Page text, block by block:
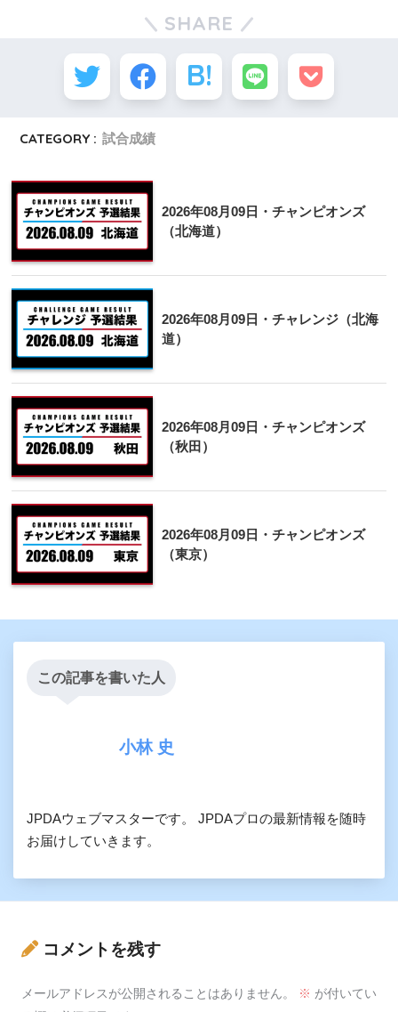
SHARE
CATEGORY : 試合成績
2026年08月09日・チャンピオンズ
（北海道）
2026年08月09日・チャレンジ（北海
道）
2026年08月09日・チャンピオンズ
（秋田）
2026年08月09日・チャンピオンズ
（東京）
この記事を書いた人
小林 史
JPDAウェブマスターです。 JPDAプロの最新情報を随時
お届けしていきます。
コメントを残す
メールアドレスが公開されることはありません。 ※ が付いてい